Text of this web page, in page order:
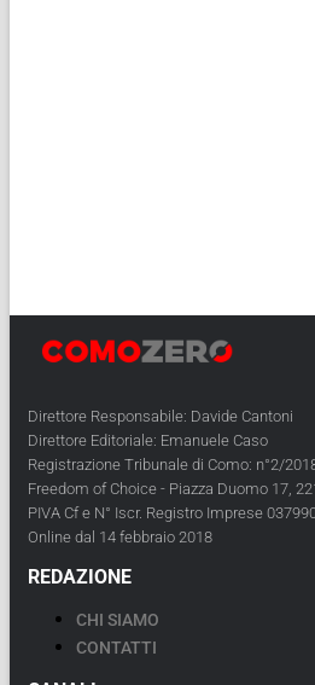
Direttore Responsabile: Davide Cantoni
Direttore Editoriale: Emanuele Caso
Registrazione Tribunale di Como: n°2/
Freedom of Choice - Piazza Duomo 17,
PIVA Cf e N° Iscr. Registro Imprese
Online dal 14 febbraio 2018
REDAZIONE
CHI SIAMO
CONTATTI